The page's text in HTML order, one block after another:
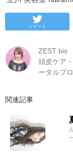
ツイート
ZEST bis
頭皮ケア
ータルプ
関連記事